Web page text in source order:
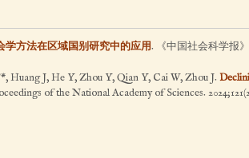
学方法在区域国别研究中的应用. 《中国社会科学报
Huang J, He Y, Zhou Y, Qian Y, Cai W, Zhou J.
of the National Academy of Sciences.